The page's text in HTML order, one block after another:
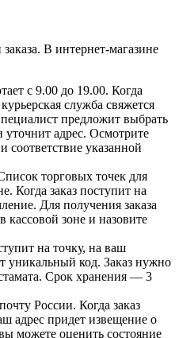
В интернет-магазине
с 9.00 до 19.00. Когда
служба свяжется
предложит выбрать
уточнит адрес. Осмотрите
соответствие указанной
торговых точек для
Когда заказ поступит на
Для получения заказа
кассовой зоне и назовите
на точку, на ваш
уникальный код. Заказ нужно
Срок хранения — 3
России. Когда заказ
адрес придет извещение о
можете оценить состояние